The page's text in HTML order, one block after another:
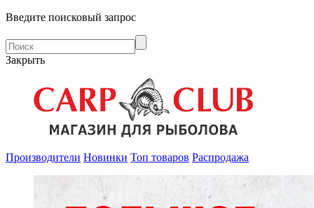
Введите поисковый запрос
Закрыть
Производители Новинки Топ товаров Распродажа